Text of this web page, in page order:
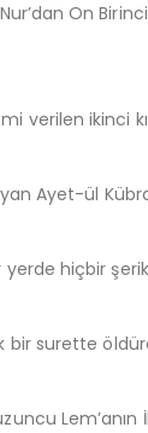
On
verilen ikinci
Ayet-ül
hiçbir
surette
Lem’anın